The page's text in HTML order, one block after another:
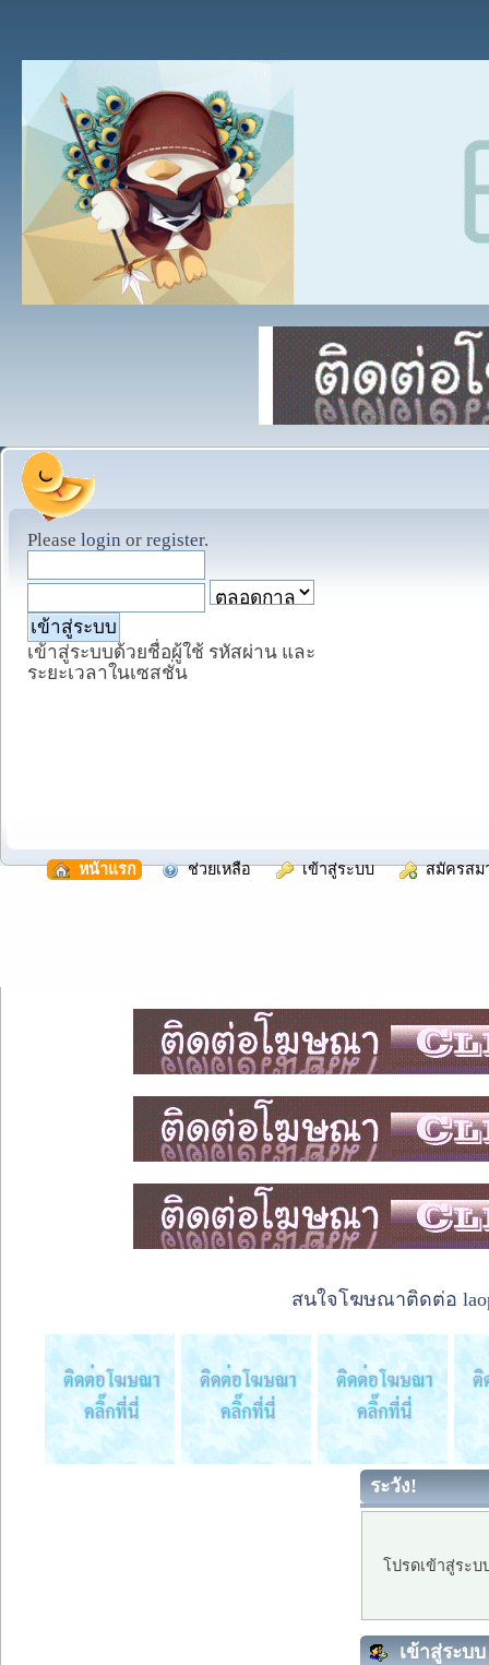
Please login or register.
เข้าสู่ระบบด้วยชื่อผู้ใช้ รหัสผ่าน และ
ระยะเวลาในเซสชั่น
หน้าแรก ช่วยเหลือ เข้าสู่ระบบ สมัครสม
สนใจโฆษณาติดต่อ
ระวัง!
โปรดเข้าสู่ระ
เข้าสู่ระบบ